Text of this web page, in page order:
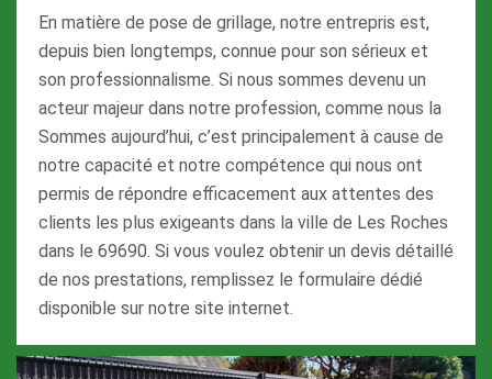
En matière de pose de grillage, notre entrepris est,
depuis bien longtemps, connue pour son sérieux et
son professionnalisme. Si nous sommes devenu un
acteur majeur dans notre profession, comme nous la
Sommes aujourd’hui, c’est principalement à cause de
notre capacité et notre compétence qui nous ont
permis de répondre efficacement aux attentes des
clients les plus exigeants dans la ville de Les Roches
dans le 69690. Si vous voulez obtenir un devis détaillé
de nos prestations, remplissez le formulaire dédié
disponible sur notre site internet.